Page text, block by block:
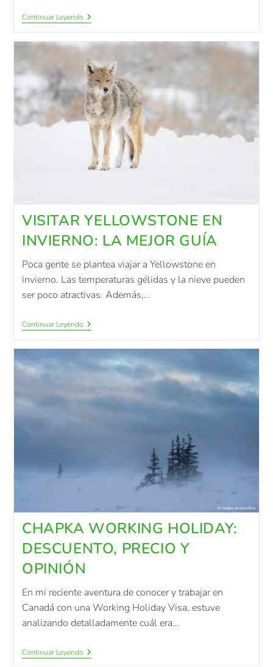
Continuar Leyendo
VISITAR YELLOWSTONE EN
INVIERNO: LA MEJOR GUÍA
Poca gente se plantea viajar a Yellowstone en
invierno. Las temperaturas gélidas y la nieve pueden
ser poco atractivas. Además,…
Continuar Leyendo
CHAPKA WORKING HOLIDAY:
DESCUENTO, PRECIO Y
OPINIÓN
En mi reciente aventura de conocer y trabajar en
Canadá con una Working Holiday Visa, estuve
analizando detalladamente cuál era…
Continuar Leyendo